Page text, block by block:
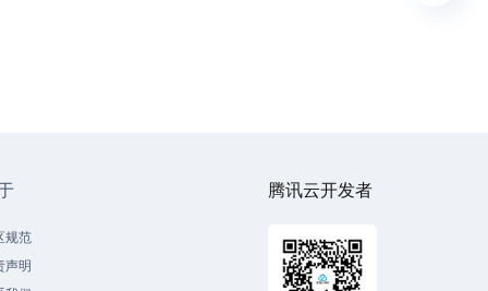
规范
声明
腾讯云开发者